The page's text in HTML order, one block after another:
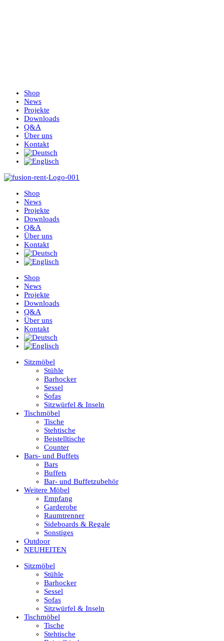
Shop
News
Projekte
Downloads
Q&A
Über uns
Kontakt
Shop
News
Projekte
Downloads
Q&A
Über uns
Kontakt
Shop
News
Projekte
Downloads
Q&A
Über uns
Kontakt
Sitzmöbel
Stühle
Barhocker
Sessel
Sofas
Sitzwürfel & Inseln
Tischmöbel
Tische
Stehtische
Beistelltische
Counter
Bars- und Buffets
Bars
Buffets
Bar- und Buffetzubehör
Weitere Möbel
Empfang
Garderobe
Raumtrenner
Sideboards & Regale
Sonstiges
Outdoor
NEUHEITEN
Sitzmöbel
Stühle
Barhocker
Sessel
Sofas
Sitzwürfel & Inseln
Tischmöbel
Tische
Stehtische